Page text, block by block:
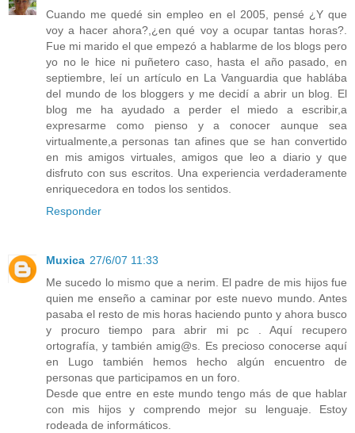
Cuando me quedé sin empleo en el 2005, pensé ¿Y que
voy a hacer ahora?,¿en qué voy a ocupar tantas horas?.
Fue mi marido el que empezó a hablarme de los blogs pero
yo no le hice ni puñetero caso, hasta el año pasado, en
septiembre, leí un artículo en La Vanguardia que hablába
del mundo de los bloggers y me decidí a abrir un blog. El
blog me ha ayudado a perder el miedo a escribir,a
expresarme como pienso y a conocer aunque sea
virtualmente,a personas tan afines que se han convertido
en mis amigos virtuales, amigos que leo a diario y que
disfruto con sus escritos. Una experiencia verdaderamente
enriquecedora en todos los sentidos.
Responder
Muxica 27/6/07 11:33
Me sucedo lo mismo que a nerim. El padre de mis hijos fue
quien me enseño a caminar por este nuevo mundo. Antes
pasaba el resto de mis horas haciendo punto y ahora busco
y procuro tiempo para abrir mi pc . Aquí recupero
ortografía, y también amig@s. Es precioso conocerse aquí
en Lugo también hemos hecho algún encuentro de
personas que participamos en un foro.
Desde que entre en este mundo tengo más de que hablar
con mis hijos y comprendo mejor su lenguaje. Estoy
rodeada de informáticos.